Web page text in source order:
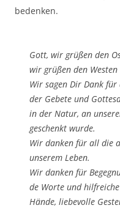
bedenken.
Gott, wir grü­ßen den
wir grü­ßen den
Wir sagen Dir Dank
der Gebe­te und
in der Natur, an
geschenkt wur­de.
Wir dan­ken für all die
unse­rem Leben.
Wir dan­ken für
de Wor­te und hilf­rei­che
Hän­de, lie­be­vol­le